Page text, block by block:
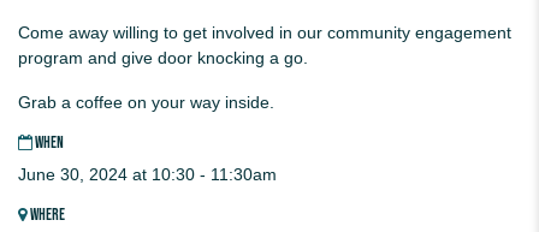
Come away willing to get involved in our community engagement
program and give door knocking a go.
Grab a coffee on your way inside.
WHEN
June 30, 2024 at 10:30 - 11:30am
WHERE